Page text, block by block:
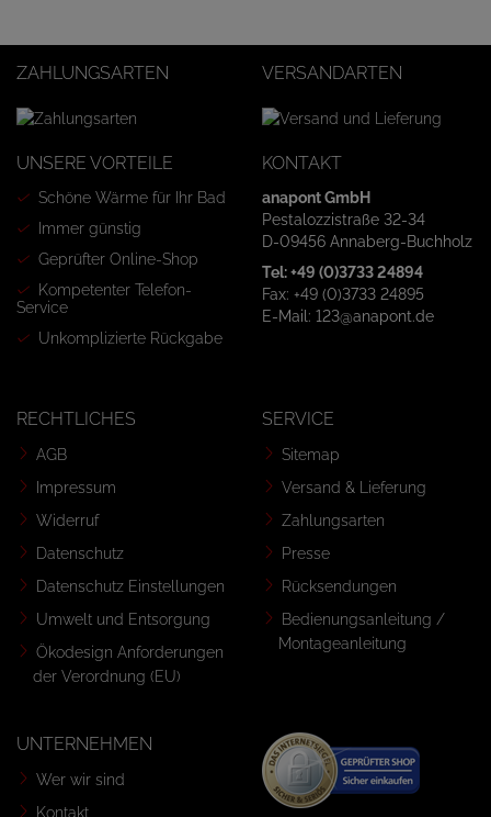
ZAHLUNGSARTEN VERSANDARTEN
UNSERE VORTEILE
Schöne Wärme für Ihr Bad
Immer günstig
Geprüfter Online-Shop
Kompetenter Telefon-
Service
Unkomplizierte Rückgabe
KONTAKT
anapont GmbH
Pestalozzistraße 32-34
D-09456 Annaberg-Buchholz
Tel: +49 (0)3733 24894
Fax: +49 (0)3733 24895
E-Mail: 123@anapont.de
RECHTLICHES
AGB
Impressum
Widerruf
Datenschutz
Datenschutz Einstellungen
Umwelt und Entsorgung
Ökodesign Anforderungen
der Verordnung (EU)
SERVICE
Sitemap
Versand & Lieferung
Zahlungsarten
Presse
Rücksendungen
Bedienungsanleitung /
Montageanleitung
UNTERNEHMEN
Wer wir sind
Kontakt